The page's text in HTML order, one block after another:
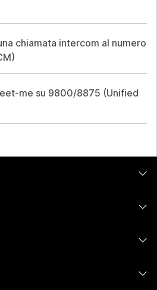
chiamata intercom al numero
me su 9800/8875 (Unified